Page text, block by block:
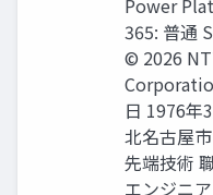
Power
365: 普通
© 2026
日 1976年
北名古屋
先端技術
エンジニ